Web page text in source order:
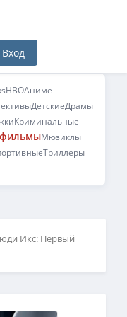
Вход
HBOАниме
ДетскиеДрамы
Криминальные
Мюзиклы
Триллеры
Икс: Первый